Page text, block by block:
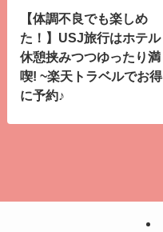
【体調不良でも楽しめ
た！】USJ旅行はホテル
休憩挟みつつゆったり満
喫! ~楽天トラベルでお得
に予約♪